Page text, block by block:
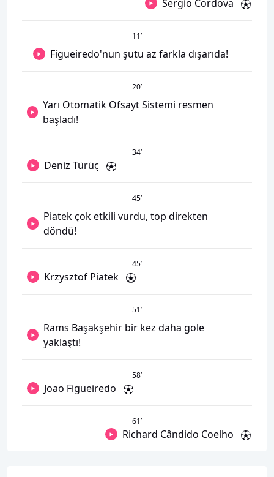
Sergio Cordova
11’
Figueiredo'nun şutu az farkla dışarıda!
20’
Yarı Otomatik Ofsayt Sistemi resmen
başladı!
34’
Deniz Türüç
45’
Piatek çok etkili vurdu, top direkten
döndü!
45’
Krzysztof Piatek
51’
Rams Başakşehir bir kez daha gole
yaklaştı!
58’
Joao Figueiredo
61’
Richard Cândido Coelho